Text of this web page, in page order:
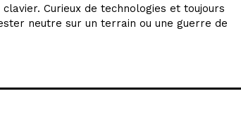
Curieux de technologies et toujours
neutre sur un terrain ou une guerre de